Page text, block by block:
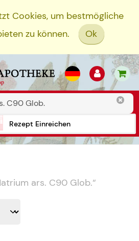
Cookies, um bestmögliche
zu können.
Ok
Rezept Einreichen
ars. C90 Glob.“